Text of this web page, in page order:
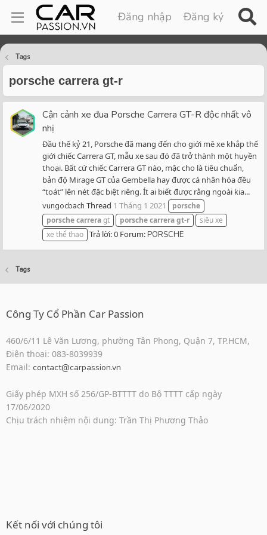
Đăng nhập Đăng ký
Tags
porsche carrera gt-r
Cận cảnh xe đua Porsche Carrera GT-R độc nhất vô
nhị
Đầu thế kỷ 21, Porsche đã mang đến cho giới mê xe khắp thế
giới chiếc Carrera GT, mẫu xe sau đó đã trở thành một huyền
thoại. Bất cứ chiếc Carrera GT nào, mặc cho là tiêu chuẩn,
bản độ Mirage GT của Gembella hay được cá nhân hóa đều
“toát” lên nét đặc biệt riêng. Ít ai biết được rằng ngoài kia...
vungocbach Thread 1 Tháng 1 2021
porsche
porschecarreragt porschecarreragt-r
siêu xe
xe thể thao Trả lời: 0 Forum:PORSCHE
Tags
Công Ty Cổ Phần Car Passion
460/6/11 Lê Văn Lương, phường Tân Phong, Quận 7, TP.HCM,
Điện thoại: 083-8039939
Email: contact@carpassion.vn
Giấy phép MXH số 256/GP-BTTTT do Bộ TTTT cấp ngày
17/06/2020
Chịu trách nhiệm nội dung: Trần Thị Phương Thảo
Kết nối với chúng tôi